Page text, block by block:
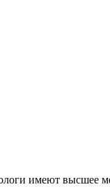
имеют высшее